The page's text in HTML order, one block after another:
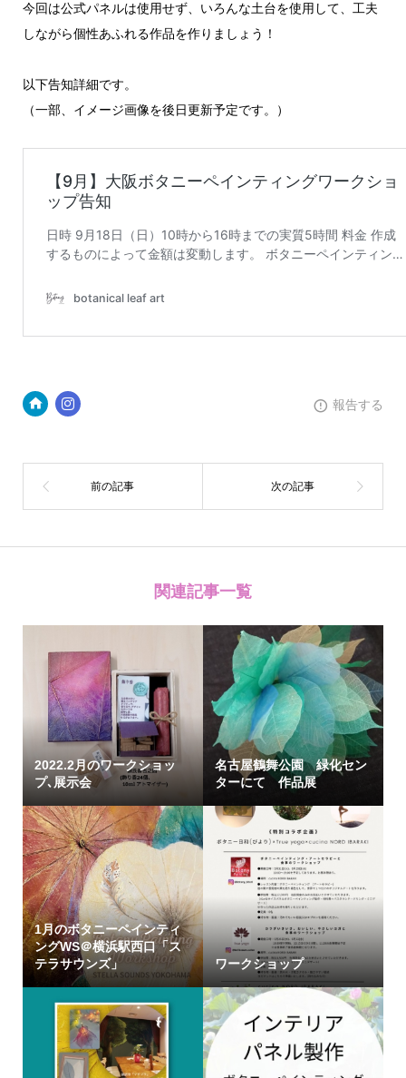
今回は公式パネルは使用せず、いろんな土台を使用して、工夫
しながら個性あふれる作品を作りましょう！
以下告知詳細です。
（一部、イメージ画像を後日更新予定です。）
報告する
関連記事一覧
2022.2月のワークショッ
プ､展示会
名古屋鶴舞公園 緑化セン
ターにて 作品展
1月のボタニーペインティ
ングWS＠横浜駅西口「ス
テラサウンズ」
ワークショップ